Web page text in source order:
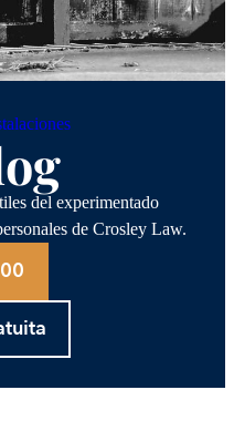
del experimentado
de Crosley Law.